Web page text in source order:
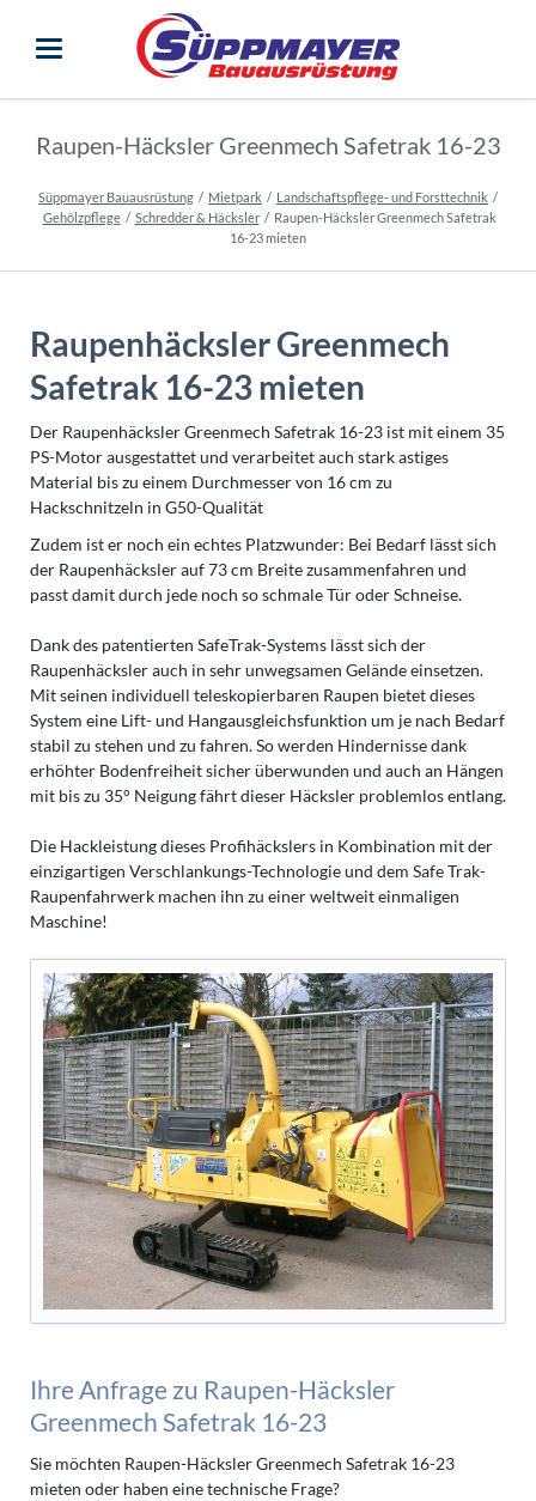
Raupen-Häcksler Greenmech Safetrak 16-23
Süppmayer Bauausrüstung Mietpark
Landschaftspflege- und Forsttechnik
Gehölzpflege
Schredder & Häcksler
Raupen-Häcksler Greenmech Safetrak
16-23 mieten
Raupenhäcksler Greenmech
Safetrak 16-23 mieten
Der Raupenhäcksler Greenmech Safetrak 16-23 ist mit einem 35
PS-Motor ausgestattet und verarbeitet auch stark astiges
Material bis zu einem Durchmesser von 16 cm zu
Hackschnitzeln in G50-Qualität
Zudem ist er noch ein echtes Platzwunder: Bei Bedarf lässt sich
der Raupenhäcksler auf 73 cm Breite zusammenfahren und
passt damit durch jede noch so schmale Tür oder Schneise.
Dank des patentierten SafeTrak-Systems lässt sich der
Raupenhäcksler auch in sehr unwegsamen Gelände einsetzen.
Mit seinen individuell teleskopierbaren Raupen bietet dieses
System eine Lift- und Hangausgleichsfunktion um je nach Bedarf
stabil zu stehen und zu fahren. So werden Hindernisse dank
erhöhter Bodenfreiheit sicher überwunden und auch an Hängen
mit bis zu 35° Neigung fährt dieser Häcksler problemlos entlang.
Die Hackleistung dieses Profihäckslers in Kombination mit der
einzigartigen Verschlankungs-Technologie und dem Safe Trak-
Raupenfahrwerk machen ihn zu einer weltweit einmaligen
Maschine!
Ihre Anfrage zu Raupen-Häcksler
Greenmech Safetrak 16-23
Sie möchten Raupen-Häcksler Greenmech Safetrak 16-23
mieten oder haben eine technische Frage?